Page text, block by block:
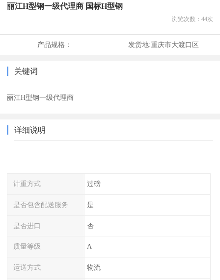
丽江H型钢一级代理商 国标H型钢
浏览次数： 44次
产品规格： 发货地:重庆市大渡口区
关键词
丽江H型钢一级代理商
详细说明
计重方式 过磅
是否包含配送服务 是
是否进口 否
质量等级 A
运送方式 物流